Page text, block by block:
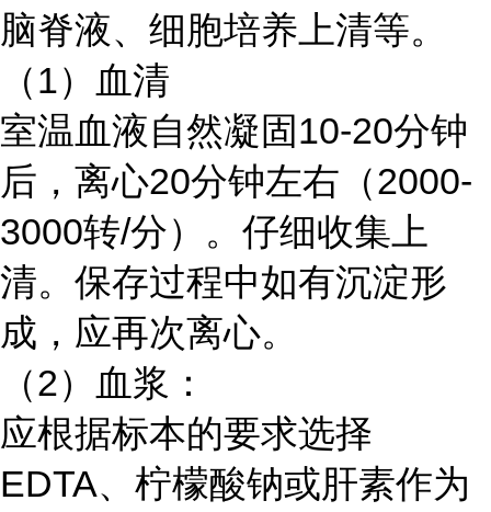
脑脊液、细胞培养上清等。
（1）血清
室温血液自然凝固10-20分钟
后，离心20分钟左右（2000-
3000转/分）。仔细收集上
清。保存过程中如有沉淀形
成，应再次离心。
（2）血浆：
应根据标本的要求选择
EDTA、柠檬酸钠或肝素作为